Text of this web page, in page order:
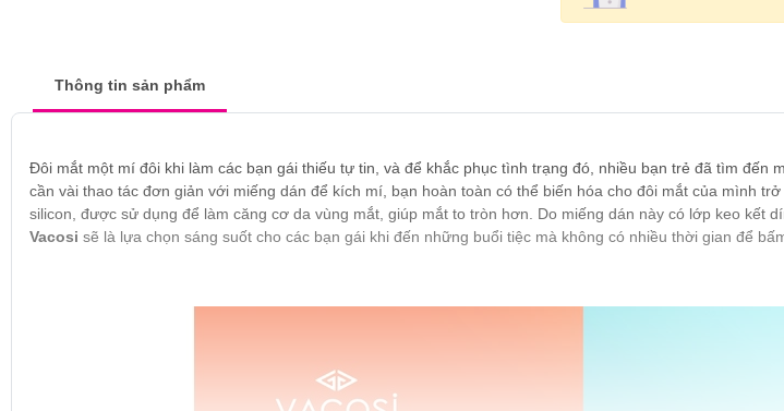
Thông tin sản phẩm
Đôi mắt một mí đôi khi làm các bạn gái thiếu tự tin, và để khắc phục tình trạng đó, nhiều bạn trẻ đã tìm
cần vài thao tác đơn giản với miếng dán để kích mí, bạn hoàn toàn có thể biến hóa cho đôi mắt của mình
silicon, được sử dụng để làm căng cơ da vùng mắt, giúp mắt to tròn hơn. Do miếng dán này có lớp keo kết
Vacosi sẽ là lựa chọn sáng suốt cho các bạn gái khi đến những buổi tiệc mà không có nhiều thời gian để